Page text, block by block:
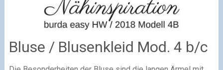
Bluse / Blusenkleid Mod. 4 b/c